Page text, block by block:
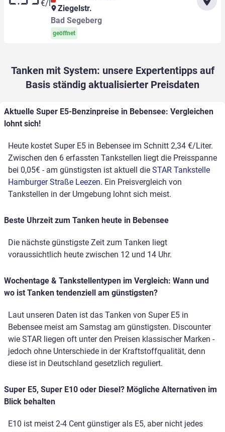
€/l
Ziegelstr.
Bad Segeberg
geöffnet
Tanken mit System: unsere Expertentipps auf
Basis ständig aktualisierter Preisdaten
Aktuelle Super E5-Benzinpreise in Bebensee: Vergleichen
lohnt sich!
Heute kostet Super E5 in Bebensee im Schnitt 2,34 €/Liter.
Zwischen den 6 erfassten Tankstellen liegt die Preisspanne
bei 0,05€ - am günstigsten ist aktuell die STAR Tankstelle
Hamburger Straße Leezen. Ein Preisvergleich von
Tankstellen in der Umgebung lohnt sich meist.
Beste Uhrzeit zum Tanken heute in Bebensee
Die nächste günstigste Zeit zum Tanken liegt
voraussichtlich heute zwischen 12 und 14 Uhr.
Wochentage & Tankstellentypen im Vergleich: Wann und
wo ist Tanken tendenziell am günstigsten?
Laut unseren Daten ist das Tanken von Super E5 in
Bebensee meist am Samstag am günstigsten. Discounter
wie STAR liegen oft unter den Preisen klassischer Marken -
jedoch ohne Unterschiede in der Kraftstoffqualität, denn
diese ist in Deutschland gesetzlich reguliert.
Super E5, Super E10 oder Diesel? Mögliche Alternativen im
Blick behalten
E10 ist meist 2-4 Cent günstiger als E5, aber nicht jedes